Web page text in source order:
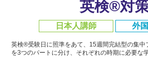
英検®対
日本人講師 外
英検®受験日に照準をあて、15週間完結型の集中
を3つのパートに分け、それぞれの時期に必要な